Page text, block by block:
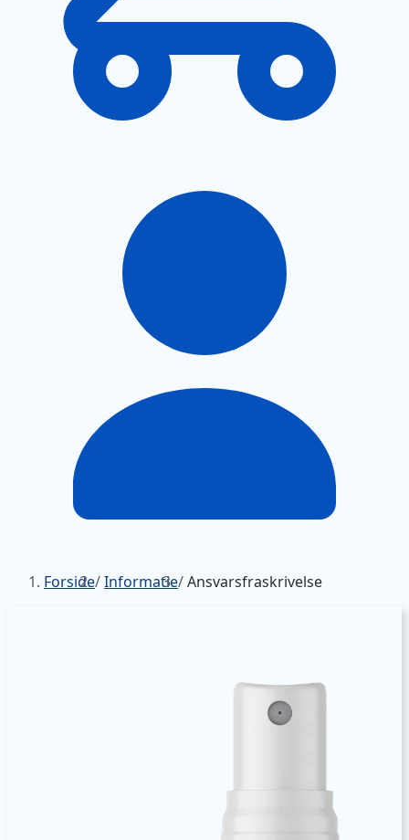
Forside/Informatie/Ansvarsfraskrivelse